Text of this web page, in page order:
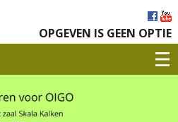
OPGEVEN IS GEEN OPTIE